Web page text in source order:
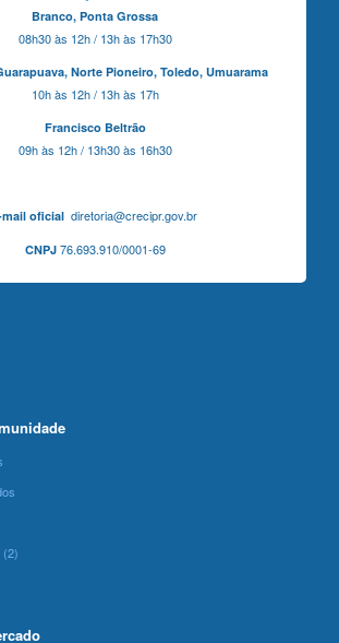
Branco, Ponta Grossa
08h30 às 12h / 13h às 17h30
Norte Pioneiro, Toledo, Umuarama
10h às 12h / 13h às 17h
Francisco Beltrão
09h às 12h / 13h30 às 16h30
mail oficialdiretoria@crecipr.gov.br
CNPJ76.693.910/0001-69
(2)